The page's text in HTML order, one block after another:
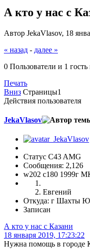
А кто у нас с
Автор JekaVlasov, 18
« назад - далее »
0 Пользователи и 1
Печать
Вниз Страницы1
Действия пользователя
JekaVlasov
Статус C43 AMG
Сообщения: 2,126
w202 c180 1999г
Евгений
Откуда: г Шахты
Записан
А кто у нас с Казани
18 января 2019, 17:23:22
Нужна помощь в городе